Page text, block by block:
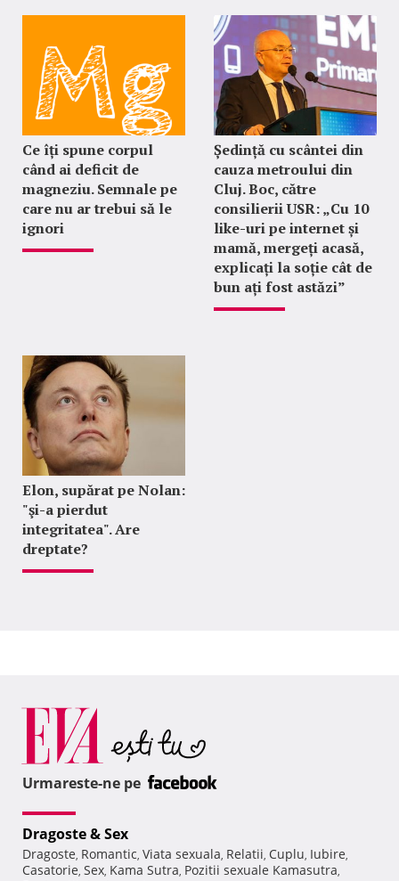
Ce îți spune corpul
când ai deficit de
magneziu. Semnale pe
care nu ar trebui să le
ignori
Ședință cu scântei din
cauza metroului din
Cluj. Boc, către
consilierii USR: „Cu 10
like-uri pe internet și
mamă, mergeți acasă,
explicați la soție cât de
bun ați fost astăzi”
Elon, supărat pe Nolan:
"şi-a pierdut
integritatea". Are
dreptate?
Urmareste-ne pe
Dragoste & Sex
Dragoste, Romantic, Viata sexuala, Relatii, Cuplu, Iubire,
Casatorie, Sex, Kama Sutra, Pozitii sexuale Kamasutra,